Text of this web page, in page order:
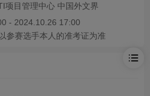
项目管理中心 中国外文界
- 2024.10.26 17:00
参赛选手本人的准考证为准